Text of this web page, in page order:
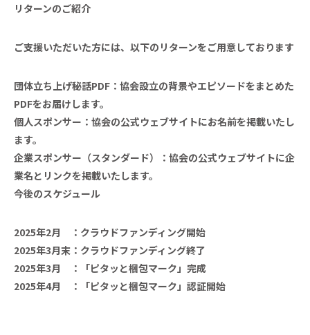
リターンのご紹介
ご支援いただいた方には、以下のリターンをご用意しております
団体立ち上げ秘話PDF：協会設立の背景やエピソードをまとめた
PDFをお届けします。
個人スポンサー：協会の公式ウェブサイトにお名前を掲載いたし
ます。
企業スポンサー（スタンダード）：協会の公式ウェブサイトに企
業名とリンクを掲載いたします。
今後のスケジュール
2025年2月 ：クラウドファンディング開始
2025年3月末：クラウドファンディング終了
2025年3月 ：「ピタッと梱包マーク」完成
2025年4月 ：「ピタッと梱包マーク」認証開始